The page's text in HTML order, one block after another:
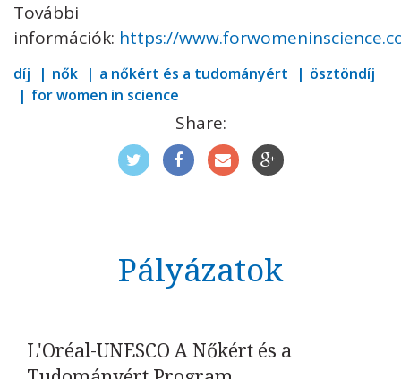
További
információk: https://
díj nők a nőkért és a tudományért
ösztöndíj
for women in science
Share:
Pályázatok
L'Oréal-UNESCO A Nőkért és a